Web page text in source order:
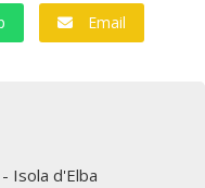
Email
Isola d'Elba